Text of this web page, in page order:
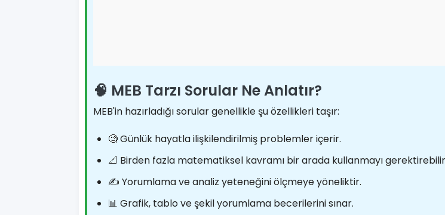
🧠 MEB Tarzı Sorular Ne Anlatır?
MEB'in hazırladığı sorular genellikle şu özellikleri taşır:
🧐 Günlük hayatla ilişkilendirilmiş problemler içerir.
📐 Birden fazla matematiksel kavramı bir arada kullanmayı
✍️ Yorumlama ve analiz yeteneğini ölçmeye yöneliktir.
📊 Grafik, tablo ve şekil yorumlama becerilerini sınar.